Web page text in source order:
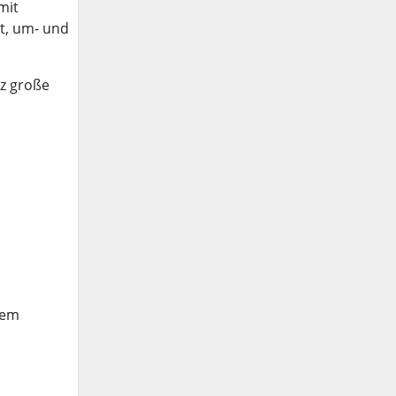
um- und
große